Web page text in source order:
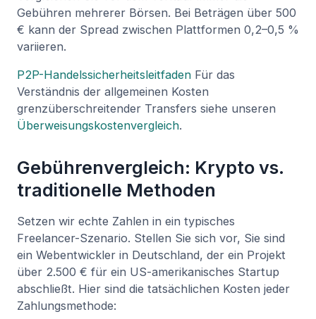
Gebühren mehrerer Börsen. Bei Beträgen über 500
€ kann der Spread zwischen Plattformen 0,2–0,5 %
variieren.
P2P-Handelssicherheitsleitfaden Für das
Verständnis der allgemeinen Kosten
grenzüberschreitender Transfers siehe unseren
Überweisungskostenvergleich.
Gebührenvergleich: Krypto vs.
traditionelle Methoden
Setzen wir echte Zahlen in ein typisches
Freelancer-Szenario. Stellen Sie sich vor, Sie sind
ein Webentwickler in Deutschland, der ein Projekt
über 2.500 € für ein US-amerikanisches Startup
abschließt. Hier sind die tatsächlichen Kosten jeder
Zahlungsmethode: